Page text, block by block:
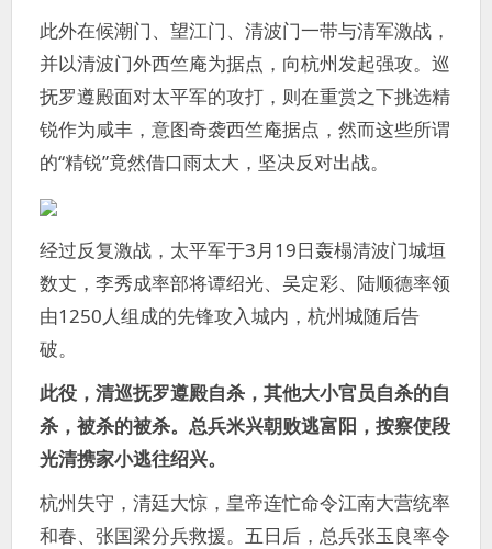
此外在候潮门、望江门、清波门一带与清军激战，
并以清波门外西竺庵为据点，向杭州发起强攻。巡
抚罗遵殿面对太平军的攻打，则在重赏之下挑选精
锐作为咸丰，意图奇袭西竺庵据点，然而这些所谓
的“精锐”竟然借口雨太大，坚决反对出战。
经过反复激战，太平军于3月19日轰榻清波门城垣
数丈，李秀成率部将谭绍光、吴定彩、陆顺德率领
由1250人组成的先锋攻入城内，杭州城随后告
破。
此役，清巡抚罗遵殿自杀，其他大小官员自杀的自
杀，被杀的被杀。总兵米兴朝败逃富阳，按察使段
光清携家小逃往绍兴。
杭州失守，清廷大惊，皇帝连忙命令江南大营统率
和春、张国梁分兵救援。五日后，总兵张玉良率令